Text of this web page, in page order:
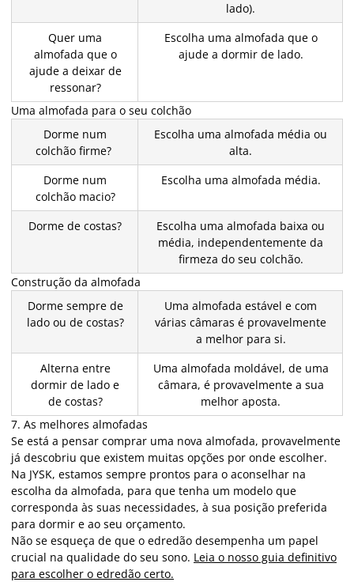
lado).
Quer uma
almofada que o
ajude a deixar de
ressonar?
Escolha uma almofada que o
ajude a dormir de lado.
Uma almofada para o seu colchão
Dorme num
colchão firme?
Escolha uma almofada média ou
alta.
Dorme num
colchão macio?
Escolha uma almofada média.
Dorme de costas?
Escolha uma almofada baixa ou
média, independentemente da
firmeza do seu colchão.
Construção da almofada
Dorme sempre de
lado ou de costas?
Uma almofada estável e com
várias câmaras é provavelmente
a melhor para si.
Alterna entre
dormir de lado e
de costas?
Uma almofada moldável, de uma
câmara, é provavelmente a sua
melhor aposta.
7. As melhores almofadas
Se está a pensar comprar uma nova almofada, provavelmente
já descobriu que existem muitas opções por onde escolher.
Na JYSK, estamos sempre prontos para o aconselhar na
escolha da almofada, para que tenha um modelo que
corresponda às suas necessidades, à sua posição preferida
para dormir e ao seu orçamento.
Não se esqueça de que o edredão desempenha um papel
crucial na qualidade do seu sono. Leia o nosso guia definitivo
para escolher o edredão certo.